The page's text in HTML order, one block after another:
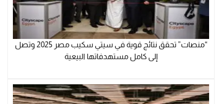
“منصات” تحقق نتائج قوية في سيتي سكيب مصر 2025 وتصل
إلى كامل مستهدفاتها البيعية